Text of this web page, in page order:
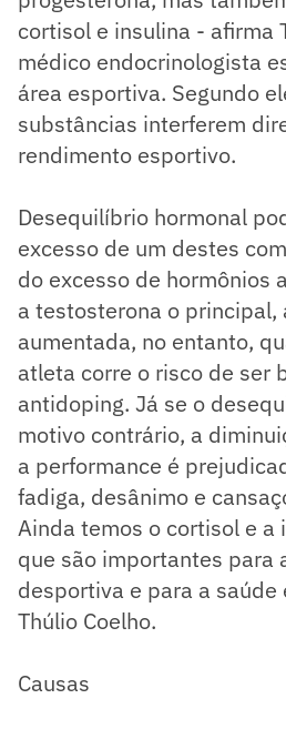
cortisol e insulina - afirma
médico endocrinologista
área esportiva. Segundo
substâncias interferem
rendimento esportivo.
Desequilíbrio hormonal
excesso de um destes
do excesso de hormônios
a testosterona o principal,
aumentada, no entanto,
atleta corre o risco de ser
antidoping. Já se o
motivo contrário, a
a performance é
fadiga, desânimo e
Ainda temos o cortisol e a
que são importantes para
desportiva e para a
Thúlio Coelho.
Causas